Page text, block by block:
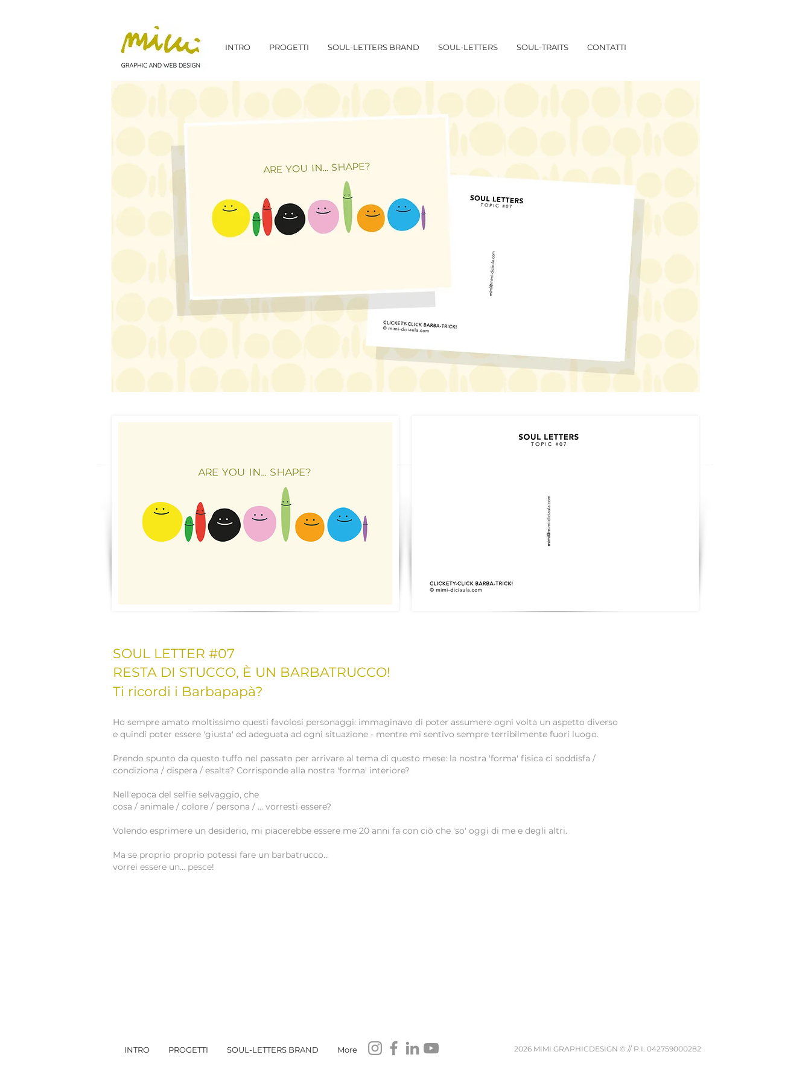
INTRO PROGETTI SOUL-LETTERS BRAND SOUL-LETTERS SOUL-TRAITS CONTATTI
SOUL LETTER #07
RESTA DI STUCCO, È UN BARBATRUCCO!
Ti ricordi i Barbapapà?
Ho sempre amato moltissimo questi favolosi personaggi: immaginavo di poter assumere ogni volta un aspetto diverso
e quindi poter essere 'giusta' ed adeguata ad ogni situazione - mentre mi sentivo sempre terribilmente fuori luogo.
Prendo spunto da questo tuffo nel passato per arrivare al tema di questo mese: la nostra 'forma' fisica ci soddisfa /
condiziona / dispera / esalta? Corrisponde alla nostra 'forma' interiore?
Nell'epoca del selfie selvaggio, che
cosa / animale / colore / persona / ... vorresti essere?
Volendo esprimere un desiderio, mi piacerebbe essere me 20 anni fa con ciò che 'so' oggi di me e degli altri.
Ma se proprio proprio potessi fare un barbatrucco...
vorrei essere un... pesce!
INTRO PROGETTI SOUL-LETTERS BRAND More 2026 MIMI GRAPHICDESIGN © // P.I. 042759000282